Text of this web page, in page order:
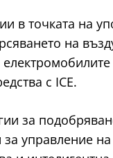
в точката на
на
с ICE.
за
управление